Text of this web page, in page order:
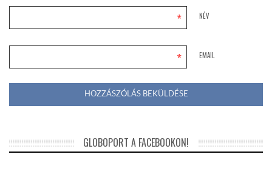
NÉV
*
EMAIL
*
GLOBOPORT A FACEBOOKON!